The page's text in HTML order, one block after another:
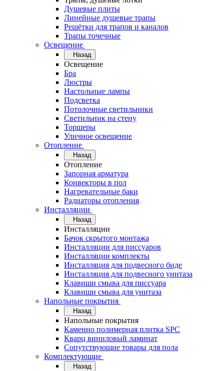
Душевые плиты
Линейные душевые трапы
Решётки для трапов и каналов
Трапы точечные
Освещение
Назад
Освещение
Бра
Люстры
Настольные лампы
Подсветка
Потолочные светильники
Светильник на стену
Торшеры
Уличное освещение
Отопление
Назад
Отопление
Запорная арматура
Конвекторы в пол
Нагревательные баки
Радиаторы отопления
Инсталляции
Назад
Инсталляции
Бачок скрытого монтажа
Инсталляции для писсуаров
Инсталляции комплекты
Инсталляция для подвесного биде
Инсталляция для подвесного унитаза
Клавиши смыва для писсуара
Клавиши смыва для унитаза
Напольные покрытия
Назад
Напольные покрытия
Каменно полимерная плитка SPC
Кварц виниловый ламинат
Сопутствующие товары для пола
Комплектующие
Назад